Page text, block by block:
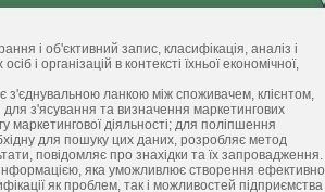
і об'єктивний запис, класифікація, аналіз і
і організацій в контексті їхньої економічної,
з'єднувальною ланкою між споживачем, клієнтом,
з'ясування та визначення маркетингових
діяльності; для поліпшення
для пошуку цих даних, розробляє метод
повідомляє про знахідки та їх запровадження.
яка уможливлює створення
як проблем, так і можливостей підприємства